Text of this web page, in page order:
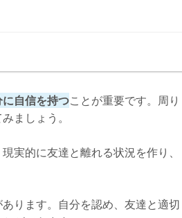
に自信を持つことが重要です。周り
ましょう。
実的に友達と離れる状況を作り、
ります。自分を認め、友達と適切